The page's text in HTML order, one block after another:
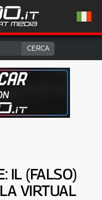
IL (FALSO)
VIRTUAL